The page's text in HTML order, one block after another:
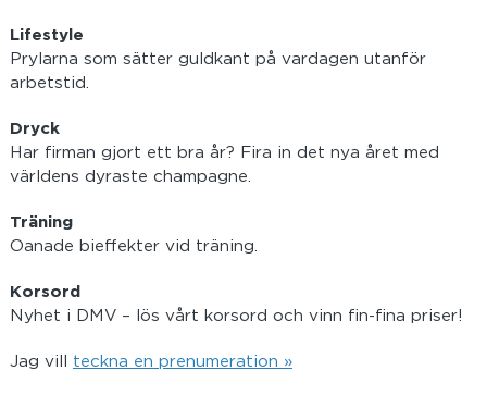
Lifestyle
Prylarna som sätter guldkant på vardagen utanför
arbetstid.
Dryck
Har firman gjort ett bra år? Fira in det nya året med
världens dyraste champagne.
Träning
Oanade bieffekter vid träning.
Korsord
Nyhet i DMV – lös vårt korsord och vinn fin-fina priser!
Jag vill teckna en prenumeration »